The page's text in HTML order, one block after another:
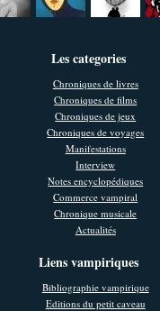
Les categories
Chroniques de livres
Chroniques de films
Chroniques de jeux
Chroniques de voyages
Manifestations
Interview
Notes encyclopédiques
Commerce vampiral
Chronique musicale
Actualités
Liens vampiriques
Bibliographie vampirique
Editions du petit caveau